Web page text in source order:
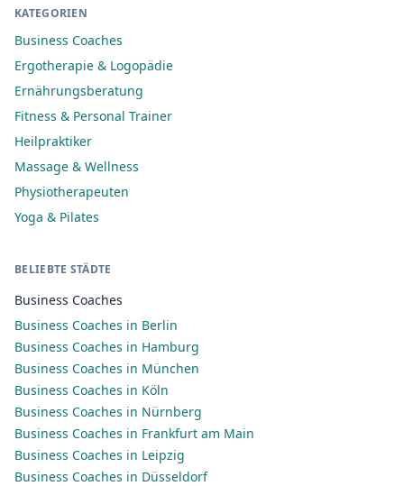
KATEGORIEN
Business Coaches
Ergotherapie & Logopädie
Ernährungsberatung
Fitness & Personal Trainer
Heilpraktiker
Massage & Wellness
Physiotherapeuten
Yoga & Pilates
BELIEBTE STÄDTE
Business Coaches
Business Coaches in Berlin
Business Coaches in Hamburg
Business Coaches in München
Business Coaches in Köln
Business Coaches in Nürnberg
Business Coaches in Frankfurt am Main
Business Coaches in Leipzig
Business Coaches in Düsseldorf